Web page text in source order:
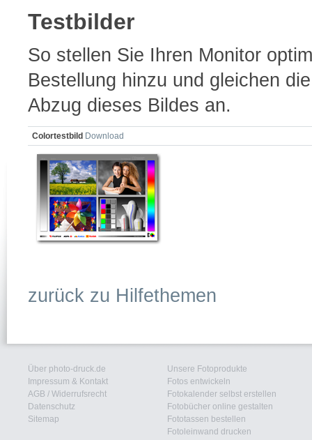
Testbilder
So stellen Sie Ihren Monitor
Bestellung hinzu und gleichen
Abzug dieses Bildes an.
Colortestbild Download
zurück zu Hilfethemen
Über photo-druck.de
Impressum & Kontakt
AGB / Widerrufsrecht
Datenschutz
Sitemap
Unsere Fotoprodukte
Fotos entwickeln
Fotokalender selbst erstellen
Fotobücher online gestalten
Fototassen bestellen
Fotoleinwand drucken